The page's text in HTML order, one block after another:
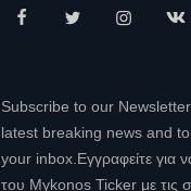
Subscribe to our
latest breaking news and
your inbox.Εγγραφείτε για
του Mykonos Ticker με τις